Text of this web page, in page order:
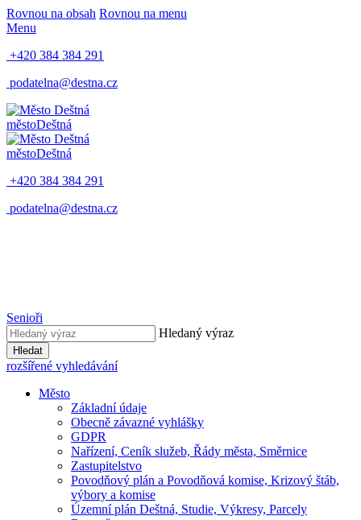
Rovnou na obsah Rovnou na menu
Menu
+420 384 384 291
podatelna@destna.cz
městoDeštná
městoDeštná
+420 384 384 291
podatelna@destna.cz
Senioři
Hledaný výraz
Hledat
rozšířené vyhledávání
Město
Základní údaje
Obecně závazné vyhlášky
GDPR
Nařízení, Ceník služeb, Řády města, Směrnice
Zastupitelstvo
Povodňový plán a Povodňová komise, Krizový štáb,
výbory a komise
Územní plán Deštná, Studie, Výkresy, Parcely